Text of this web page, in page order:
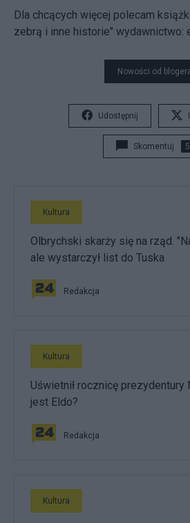
Dla chcących więcej polecam
zebrą i inne historie" wydawnictwo:
Nowości od
Udostępnij
Skomentuj 5
Kultura
Olbrychski skarży się na rząd.
ale wystarczył list do Tuska
Redakcja
Kultura
Uświetnił rocznicę prezydentury
jest Eldo?
Redakcja
Kultura